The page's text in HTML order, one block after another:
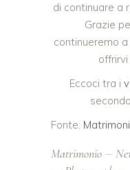
di continuare a
Grazie
continueremo
Eccoci tra i
Fonte:
Matrimonio